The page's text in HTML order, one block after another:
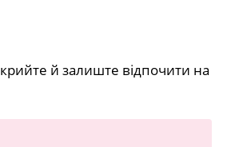
й залиште відпочити на